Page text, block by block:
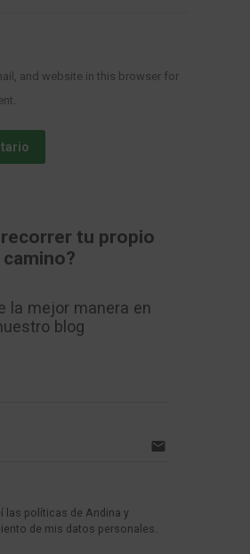
and website in this browser for
tu propio
camino?
la mejor manera en
blog
email
las políticas de Andina y
de mis datos personales.